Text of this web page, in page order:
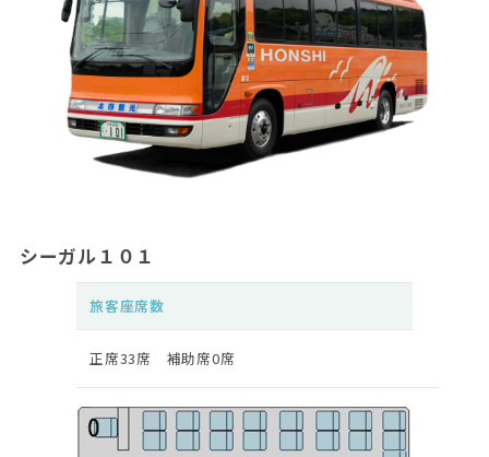
シーガル１０１
旅客座席数
正席33席 補助席0席